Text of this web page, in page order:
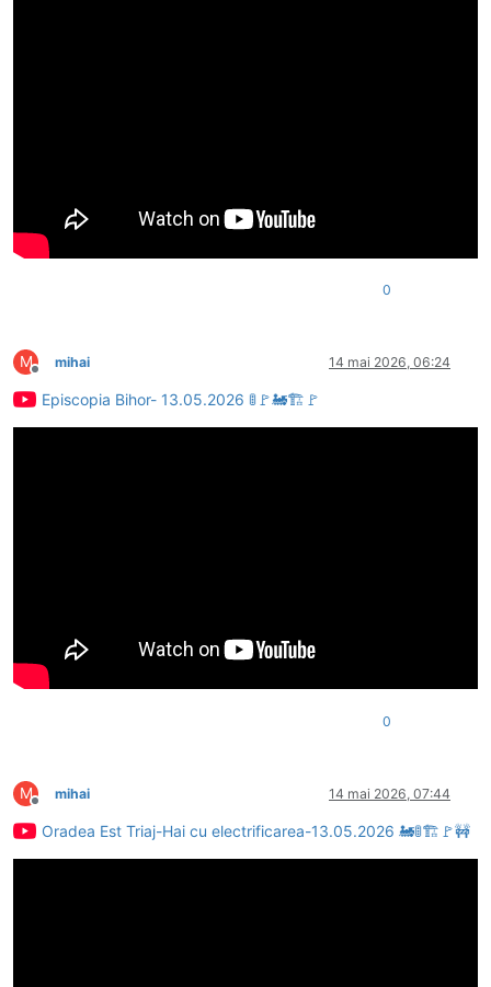
0
M
Deconectat
mihai 14 mai 2026, 06:24
Episcopia Bihor- 13.05.2026 🚦🚩🚂🏗🚩
0
M
Deconectat
mihai 14 mai 2026, 07:44
Oradea Est Triaj-Hai cu electrificarea-13.05.2026 🚂🚦🏗🚩🚧